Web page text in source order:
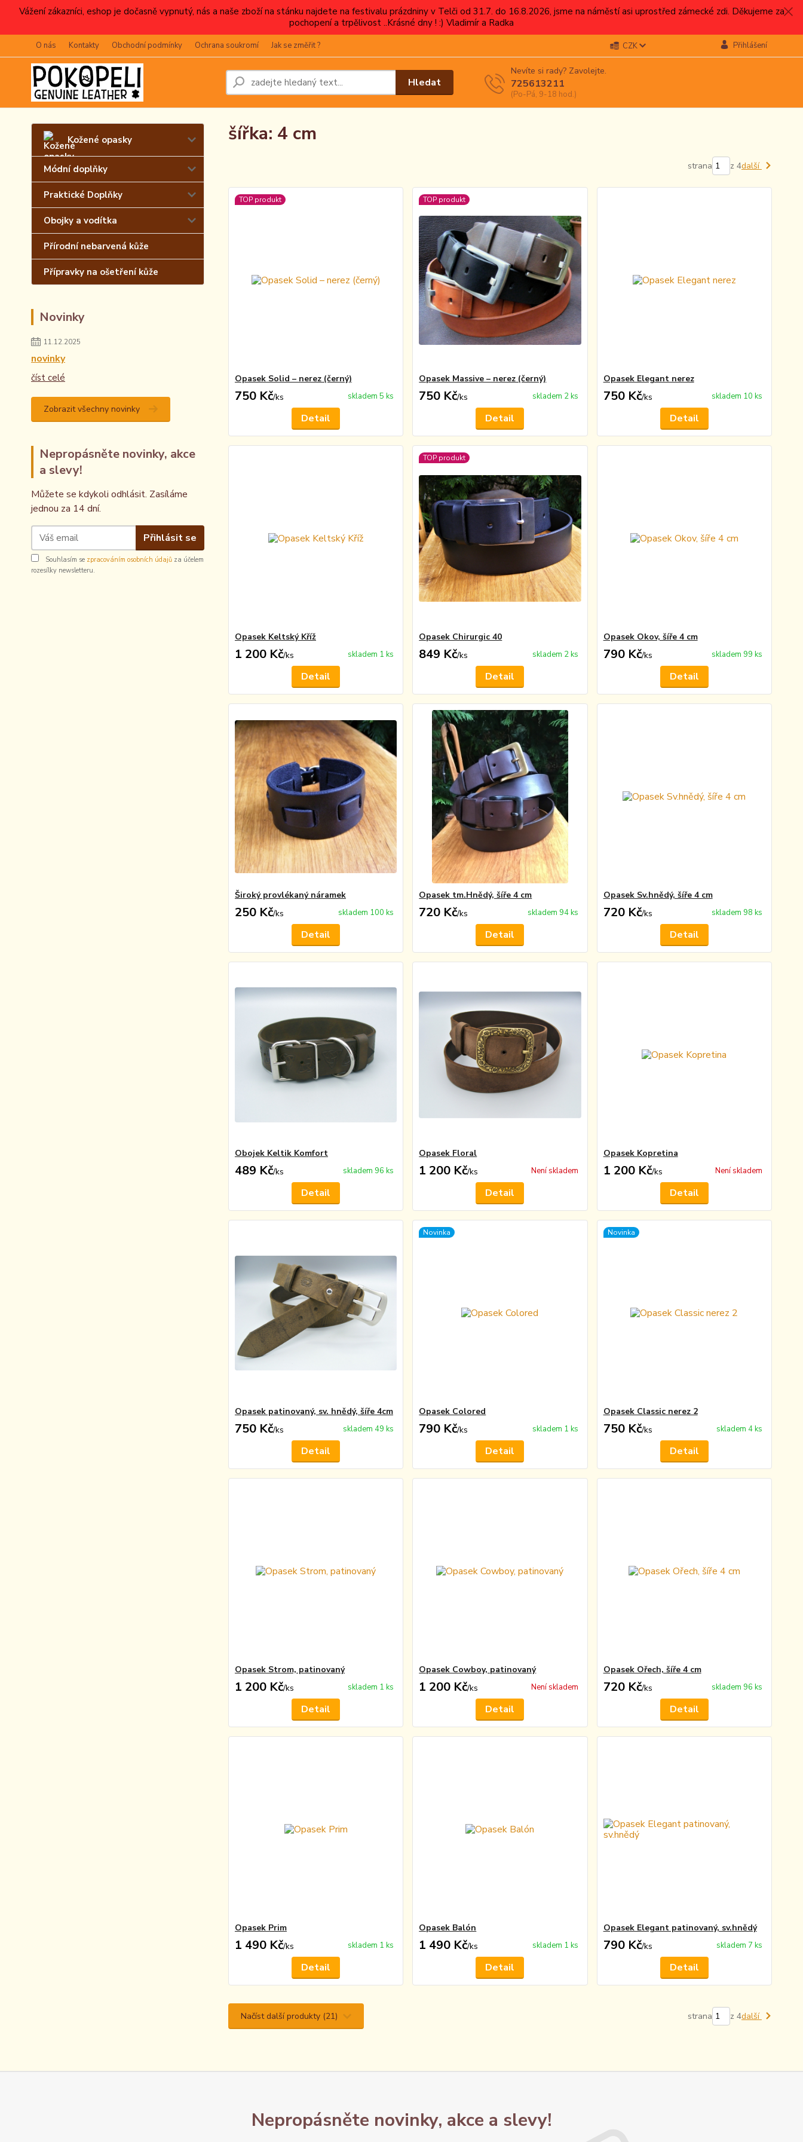
Vážení zákazníci, eshop je dočasně vypnutý, nás a naše zboží na stánku najdete na festivalu prázdniny v Telči od 31.7. do 16.8.2026, jsme na náměstí asi uprostřed zámecké zdi. Děkujeme za
pochopení a trpělivost ..Krásné dny ! :) Vladimír a Radka
O nás Kontakty Obchodní podmínky Ochrana soukromí Jak se změřit ? CZK Přihlášení
Hledat
Nevíte si rady? Zavolejte.
725613211
(Po-Pá, 9-18 hod.)
Kožené opasky
Módní doplňky
Praktické Doplňky
Obojky a vodítka
Přírodní nebarvená kůže
Přípravky na ošetření kůže
Novinky
11.12.2025
novinky
číst celé
Zobrazit všechny novinky
Nepropásněte novinky, akce
a slevy!
Můžete se kdykoli odhlásit. Zasíláme
jednou za 14 dní.
Přihlásit se
Souhlasím se zpracováním osobních údajů za účelem
rozesílky newsletteru.
šířka: 4 cm
strana z 4další
TOP produkt
Opasek Solid – nerez (černý)
750 Kč/ks skladem 5 ks
Detail
TOP produkt
Opasek Massive – nerez (černý)
750 Kč/ks skladem 2 ks
Detail
Opasek Elegant nerez
750 Kč/ks skladem 10 ks
Detail
Opasek Keltský Kříž
1 200 Kč/ks skladem 1 ks
Detail
TOP produkt
Opasek Chirurgic 40
849 Kč/ks skladem 2 ks
Detail
Opasek Okov, šíře 4 cm
790 Kč/ks skladem 99 ks
Detail
Široký provlékaný náramek
250 Kč/ks skladem 100 ks
Detail
Opasek tm.Hnědý, šíře 4 cm
720 Kč/ks skladem 94 ks
Detail
Opasek Sv.hnědý, šíře 4 cm
720 Kč/ks skladem 98 ks
Detail
Obojek Keltik Komfort
489 Kč/ks skladem 96 ks
Detail
Opasek Floral
1 200 Kč/ks Není skladem
Detail
Opasek Kopretina
1 200 Kč/ks Není skladem
Detail
Opasek patinovaný, sv. hnědý, šíře 4cm
750 Kč/ks skladem 49 ks
Detail
Novinka
Opasek Colored
790 Kč/ks skladem 1 ks
Detail
Novinka
Opasek Classic nerez 2
750 Kč/ks skladem 4 ks
Detail
Opasek Strom, patinovaný
1 200 Kč/ks skladem 1 ks
Detail
Opasek Cowboy, patinovaný
1 200 Kč/ks Není skladem
Detail
Opasek Ořech, šíře 4 cm
720 Kč/ks skladem 96 ks
Detail
Opasek Prim
1 490 Kč/ks skladem 1 ks
Detail
Opasek Balón
1 490 Kč/ks skladem 1 ks
Detail
Opasek Elegant patinovaný, sv.hnědý
790 Kč/ks skladem 7 ks
Detail
Načíst další produkty (21) strana z 4další
Nepropásněte novinky, akce a slevy!